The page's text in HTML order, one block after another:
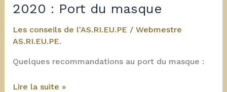
2020 : Port du masque
Les conseils de l'AS.RI.EU.PE / Webmestre
AS.RI.EU.PE.
Quelques recommandations au port du masque :
2020
Lire la suite »